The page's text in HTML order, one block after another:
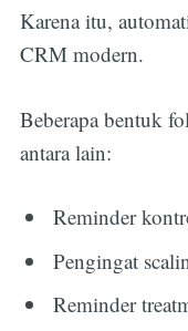
Karena itu,
CRM modern.
Beberapa bentuk
antara lain:
Reminder
Pengingat
Reminder